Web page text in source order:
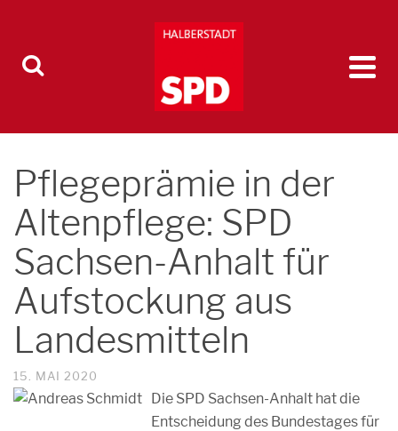
Pflegeprämie in der
Altenpflege: SPD
Sachsen-Anhalt für
Aufstockung aus
Landesmitteln
15. MAI 2020
Die SPD Sachsen-Anhalt hat die
Entscheidung des Bundestages für